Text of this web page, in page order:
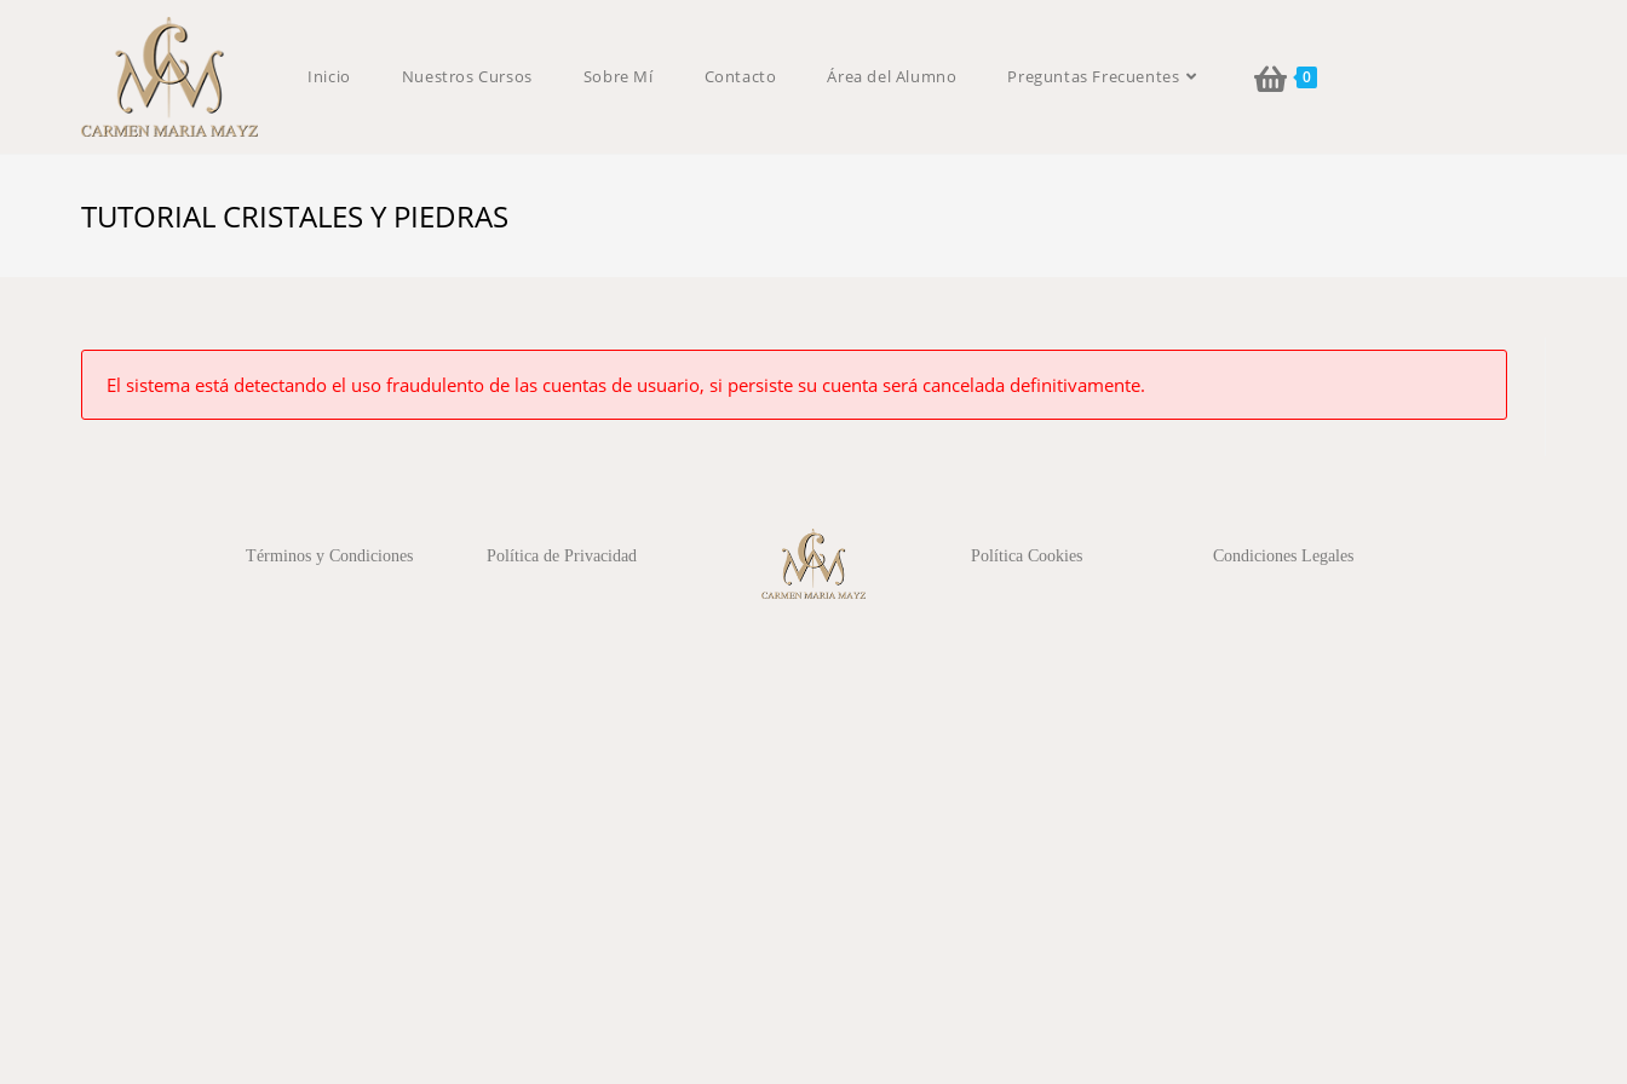
Inicio Nuestros Cursos Sobre Mí Contacto Área del Alumno Preguntas Frecuentes 0
TUTORIAL CRISTALES Y PIEDRAS
El sistema está detectando el uso fraudulento de las cuentas de usuario, si persiste su cuenta será cancelada definitivamente.
Términos y Condiciones Política de Privacidad Política Cookies Condiciones Legales